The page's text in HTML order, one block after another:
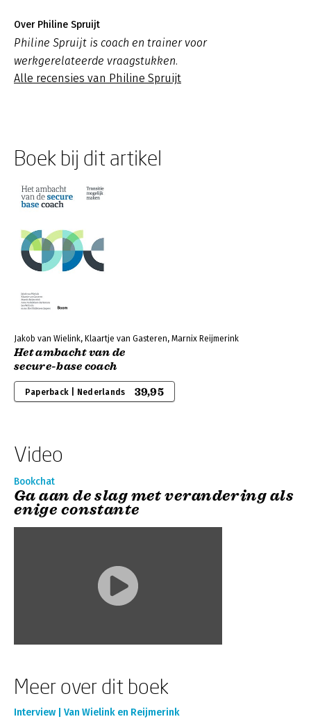
Over Philine Spruijt
Philine Spruijt is coach en trainer voor
werkgerelateerde vraagstukken.
Alle recensies van Philine Spruijt
Boek bij dit artikel
Jakob van Wielink, Klaartje van Gasteren, Marnix Reijmerink
Het ambacht van de
secure-base coach
Paperback | Nederlands 39,95
Video
Bookchat
Ga aan de slag met verandering als
enige constante
Meer over dit boek
Interview | Van Wielink en Reijmerink